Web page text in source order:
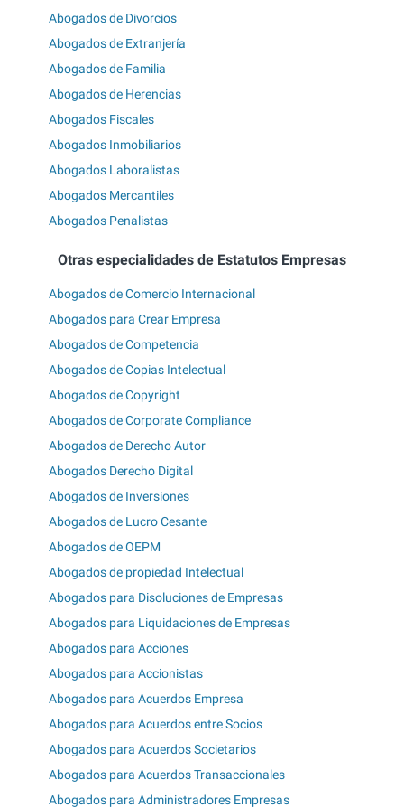
Abogados de Divorcios
Abogados de Extranjería
Abogados de Familia
Abogados de Herencias
Abogados Fiscales
Abogados Inmobiliarios
Abogados Laboralistas
Abogados Mercantiles
Abogados Penalistas
Otras especialidades de Estatutos Empresas
Abogados de Comercio Internacional
Abogados para Crear Empresa
Abogados de Competencia
Abogados de Copias Intelectual
Abogados de Copyright
Abogados de Corporate Compliance
Abogados de Derecho Autor
Abogados Derecho Digital
Abogados de Inversiones
Abogados de Lucro Cesante
Abogados de OEPM
Abogados de propiedad Intelectual
Abogados para Disoluciones de Empresas
Abogados para Liquidaciones de Empresas
Abogados para Acciones
Abogados para Accionistas
Abogados para Acuerdos Empresa
Abogados para Acuerdos entre Socios
Abogados para Acuerdos Societarios
Abogados para Acuerdos Transaccionales
Abogados para Administradores Empresas